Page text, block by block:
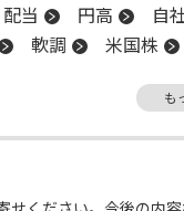
配当 円高 自
軟調 米国株
TOB
も